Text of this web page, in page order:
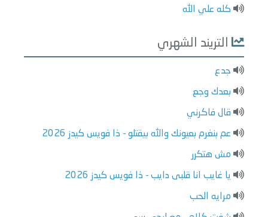
كله علي الله
التريند الشهري
جدع
بعدك وجع
قال فاكرني
عم بنغرم بعيونك والله بيقتلو - ذا فويس كيدز 2026
مش هتكرر
يا غايب انا قلبى دايب - ذا فويس كيدز 2026
مرايه الحب